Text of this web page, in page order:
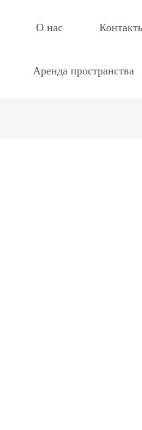
О нас
Аренда пространства